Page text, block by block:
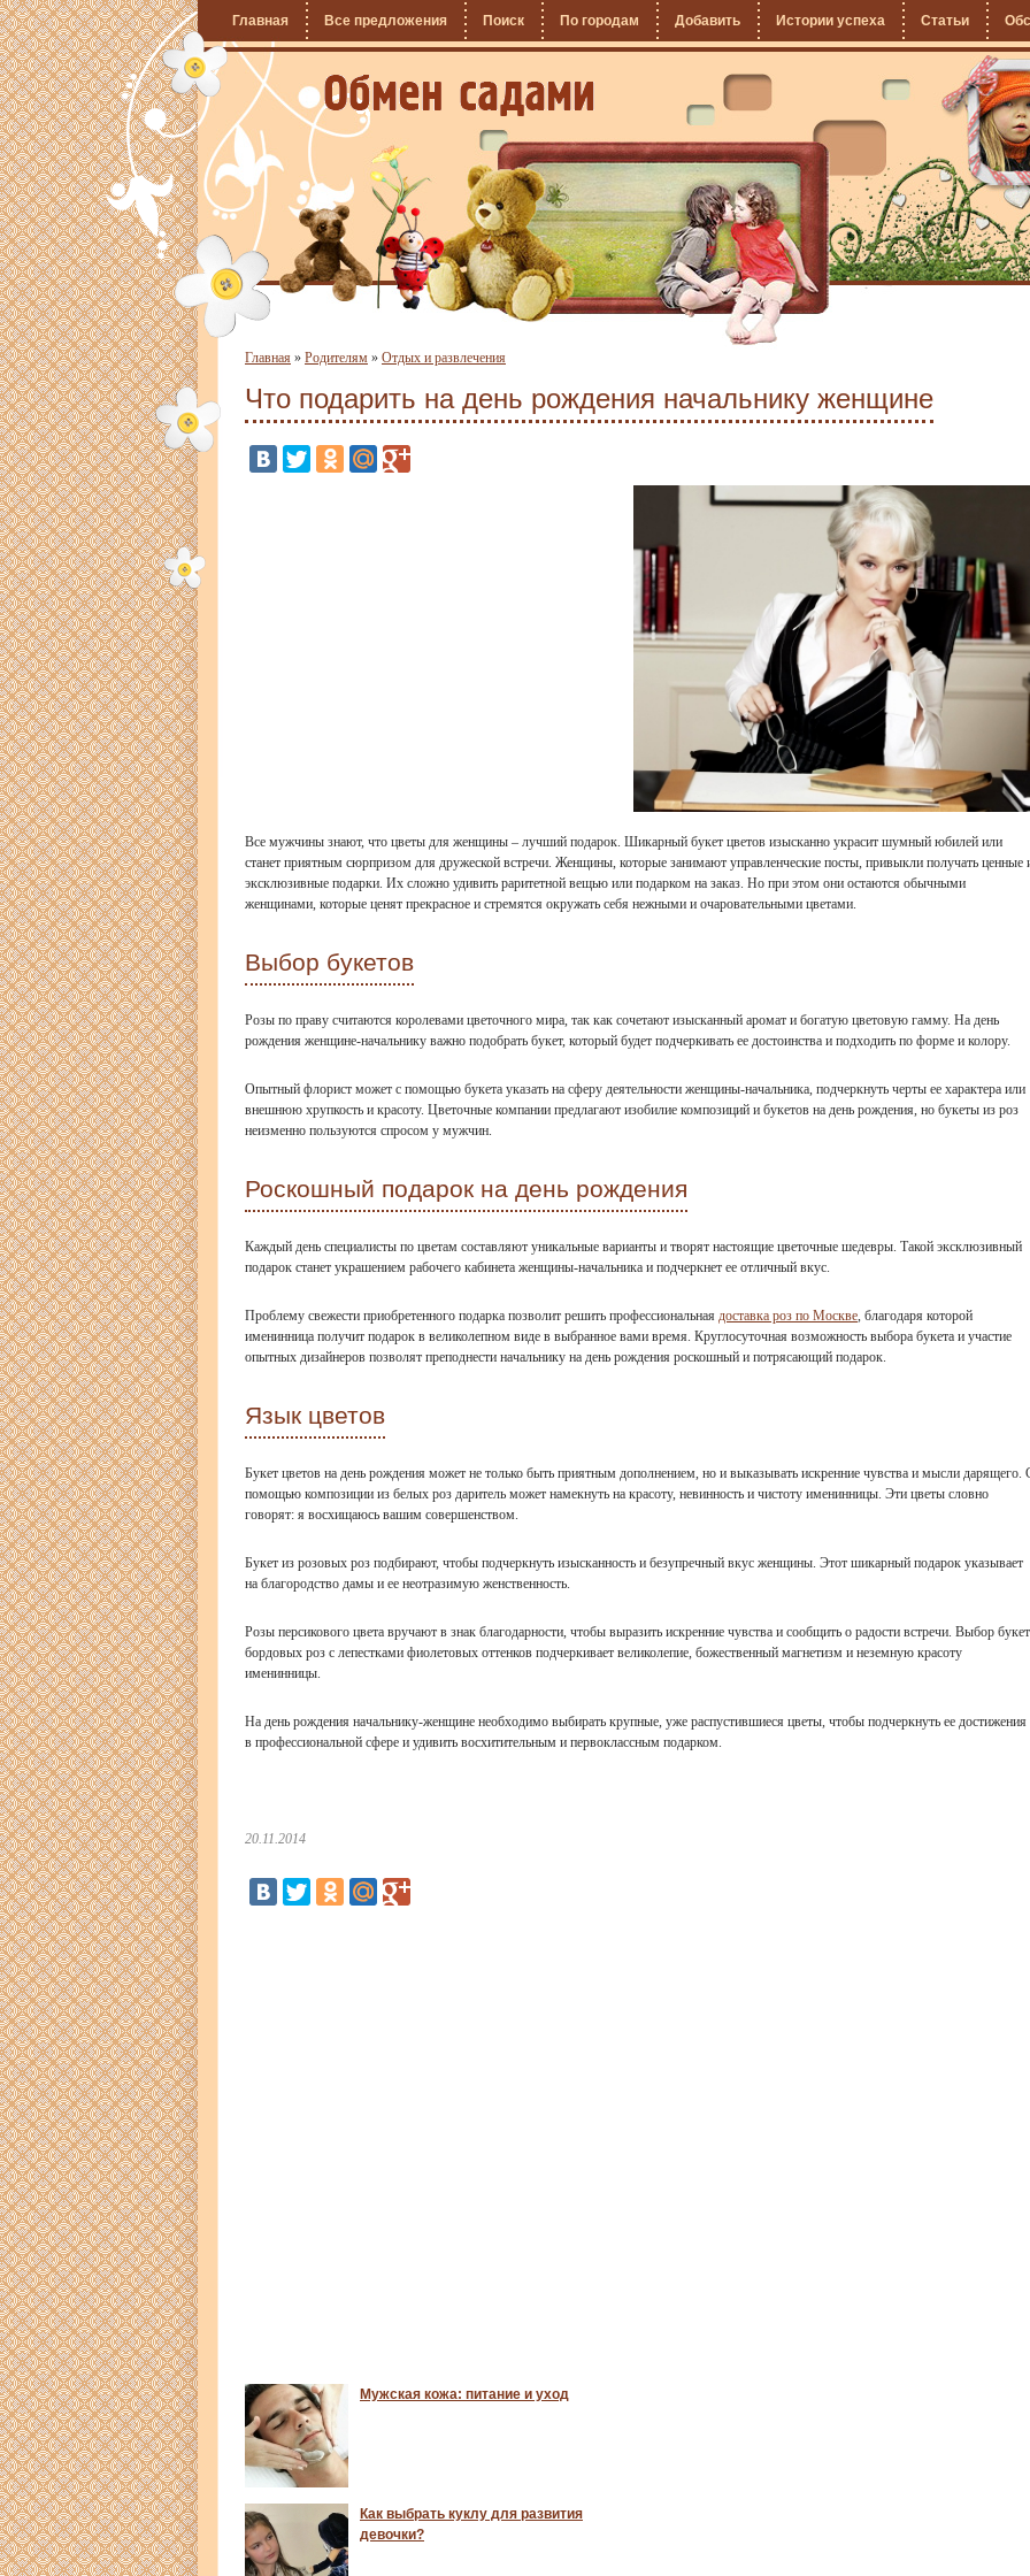
Главная Все предложения Поиск По городам Добавить Истории успеха Статьи
Главная » Родителям » Отдых и развлечения
Что подарить на день рождения начальнику женщине
Все мужчины знают, что цветы для женщины – лучший подарок. Шикарный букет цветов изысканно украсит шумный юбилей или
станет приятным сюрпризом для дружеской встречи. Женщины, которые занимают управленческие посты, привыкли получать ценные
эксклюзивные подарки. Их сложно удивить раритетной вещью или подарком на заказ. Но при этом они остаются обычными
женщинами, которые ценят прекрасное и стремятся окружать себя нежными и очаровательными цветами.
Выбор букетов
Розы по праву считаются королевами цветочного мира, так как сочетают изысканный аромат и богатую цветовую гамму. На день
рождения женщине-начальнику важно подобрать букет, который будет подчеркивать ее достоинства и подходить по форме и колору.
Опытный флорист может с помощью букета указать на сферу деятельности женщины-начальника, подчеркнуть черты ее характера или
внешнюю хрупкость и красоту. Цветочные компании предлагают изобилие композиций и букетов на день рождения, но букеты из роз
неизменно пользуются спросом у мужчин.
Роскошный подарок на день рождения
Каждый день специалисты по цветам составляют уникальные варианты и творят настоящие цветочные шедевры. Такой эксклюзивный
подарок станет украшением рабочего кабинета женщины-начальника и подчеркнет ее отличный вкус.
Проблему свежести приобретенного подарка позволит решить профессиональная доставка роз по Москве , благодаря которой
именинница получит подарок в великолепном виде в выбранное вами время. Круглосуточная возможность выбора букета и участие
опытных дизайнеров позволят преподнести начальнику на день рождения роскошный и потрясающий подарок.
Язык цветов
Букет цветов на день рождения может не только быть приятным дополнением, но и выказывать искренние чувства и мысли дарящего.
помощью композиции из белых роз даритель может намекнуть на красоту, невинность и чистоту именинницы. Эти цветы словно
говорят: я восхищаюсь вашим совершенством.
Букет из розовых роз подбирают, чтобы подчеркнуть изысканность и безупречный вкус женщины. Этот шикарный подарок указывает
на благородство дамы и ее неотразимую женственность.
Розы персикового цвета вручают в знак благодарности, чтобы выразить искренние чувства и сообщить о радости встречи. Выбор
бордовых роз с лепестками фиолетовых оттенков подчеркивает великолепие, божественный магнетизм и неземную красоту
именинницы.
На день рождения начальнику-женщине необходимо выбирать крупные, уже распустившиеся цветы, чтобы подчеркнуть ее достижения
в профессиональной сфере и удивить восхитительным и первоклассным подарком.
20.11.2014
Мужская кожа: питание и уход
Как выбрать куклу для развития
девочки?